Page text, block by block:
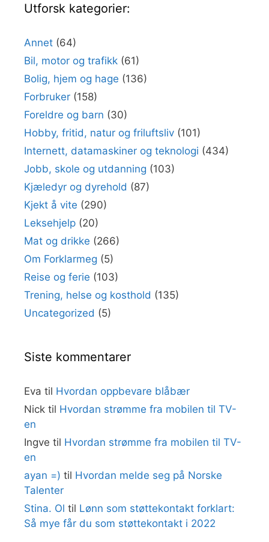
Utforsk kategorier:
Annet (64)
Bil, motor og trafikk (61)
Bolig, hjem og hage (136)
Forbruker (158)
Foreldre og barn (30)
Hobby, fritid, natur og friluftsliv (101)
Internett, datamaskiner og teknologi (434)
Jobb, skole og utdanning (103)
Kjæledyr og dyrehold (87)
Kjekt å vite (290)
Leksehjelp (20)
Mat og drikke (266)
Om Forklarmeg (5)
Reise og ferie (103)
Trening, helse og kosthold (135)
Uncategorized (5)
Siste kommentarer
Eva til Hvordan oppbevare blåbær
Nick til Hvordan strømme fra mobilen til TV-
en
Ingve til Hvordan strømme fra mobilen til TV-
en
ayan =) til Hvordan melde seg på Norske
Talenter
Stina. Ol til Lønn som støttekontakt forklart:
Så mye får du som støttekontakt i 2022